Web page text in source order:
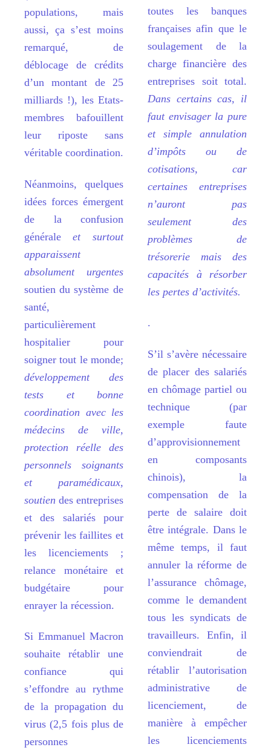
populations, mais
aussi, ça s’est moins
remarqué, de
déblocage de crédits
d’un montant de 25
milliards !), les Etats-
membres bafouillent
leur riposte sans
véritable coordination.
Néanmoins, quelques
idées forces émergent
de la confusion
générale
et surtout
apparaissent
absolument urgentes
soutien du système de
santé,
particulièrement
hospitalier pour
soigner tout le monde;
développement des
tests et bonne
coordination avec les
médecins de ville,
protection réelle des
personnels soignants
et paramédicaux,
soutien des entreprises
et des salariés pour
prévenir les faillites et
les licenciements
;
relance monétaire et
budgétaire pour
enrayer la récession.
Si Emmanuel Macron
souhaite rétablir une
confiance qui
s’effondre au rythme
de la propagation du
virus (2,5 fois plus de
personnes
toutes les banques
françaises afin que le
soulagement de la
charge financière des
entreprises soit total.
Dans certains cas, il
faut envisager la pure
et simple annulation
d’impôts ou de
cotisations, car
certaines entreprises
n’auront pas
seulement des
problèmes de
trésorerie mais des
capacités à résorber
les pertes d’activités.
.
S’il s’avère nécessaire
de placer des salariés
en chômage partiel ou
technique (par
exemple faute
d’approvisionnement
en composants
chinois), la
compensation de la
perte de salaire doit
être intégrale. Dans le
même temps, il faut
annuler la réforme de
l’assurance chômage,
comme le demandent
tous les syndicats de
travailleurs. Enfin, il
conviendrait de
rétablir l’autorisation
administrative de
licenciement, de
manière à empêcher
les licenciements